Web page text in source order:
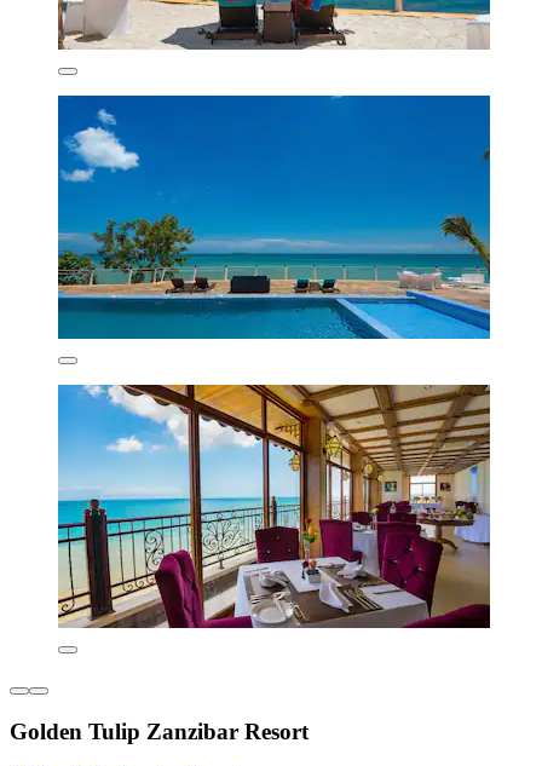
Golden Tulip Zanzibar Resort